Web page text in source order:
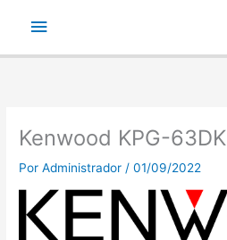
Menu
principal
Kenwood KPG-63DK
PorAdministrador /01/09/2022